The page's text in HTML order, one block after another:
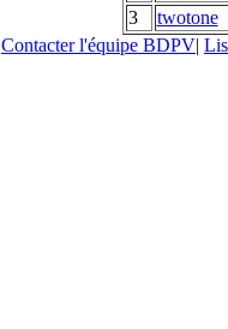
3
twotone
Contacter l'équipe BDPV|